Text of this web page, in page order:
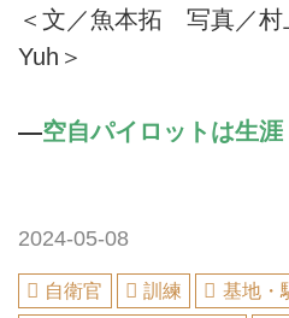
＜文／魚本拓 写真／村
Yuh＞
—空自パイロットは生
2024-05-08
自衛官 訓練
基地・